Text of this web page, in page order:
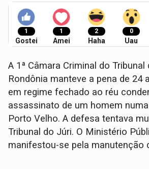
1
Gostei
1
Amei
2
Haha
0
Uau
A 1ª Câmara Criminal do
Rondônia manteve a pena de 24
em regime fechado ao réu
assassinato de um homem
Porto Velho. A defesa tentava
Tribunal do Júri. O Ministério
manifestou-se pela manutenção